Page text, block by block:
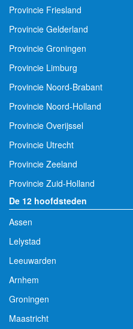
Provincie Friesland
Provincie Gelderland
Provincie Groningen
Provincie Limburg
Provincie Noord-Brabant
Provincie Noord-Holland
Provincie Overijssel
Provincie Utrecht
Provincie Zeeland
Provincie Zuid-Holland
De 12 hoofdsteden
Assen
Lelystad
Leeuwarden
Arnhem
Groningen
Maastricht